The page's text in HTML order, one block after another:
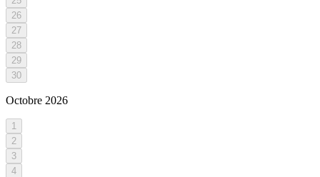
26
27
28
29
30
Octobre 2026
1
2
3
4